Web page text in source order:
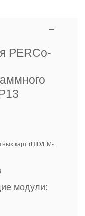
PERCo-
карт (HID/EM-
модули: